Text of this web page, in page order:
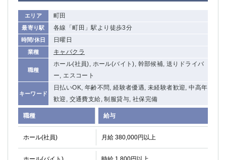
エリア 町田
最寄り駅 各線「町田」駅より徒歩3分
時間/休日 日曜日
業種 キャバクラ
職種
ホール(社員), ホール(バイト), 幹部候補, 送りドライバ
ー, エスコート
キーワード
日払いOK, 年齢不問, 経験者優遇, 未経験者歓迎, 中高年
歓迎, 交通費支給, 制服貸与, 社保完備
職種 給与
ホール(社員) 月給 380,000円以上
立川（南口）
浜松町
西葛西
中野
府中
ひばりヶ丘（北口）
学芸大学
吉祥寺（南口／公園口）
自由が丘
吉祥寺（北口／東口）
錦糸町南口
下北沢・経堂
金町（北口）
成増駅徒歩3分の好立地！①JR埼京線「赤羽駅」から徒歩2分 ②東
三軒茶屋（南口）
①歌舞伎町 ②新宿 ③新宿三丁目 ④西
①歌舞伎町 ②新宿 ③西部新宿 ③東新宿
①歌舞伎町 ②新宿